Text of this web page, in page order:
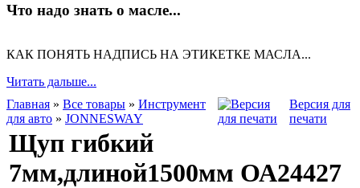
Что надо знать о масле...
КАК ПОНЯТЬ НАДПИСЬ НА ЭТИКЕТКЕ МАСЛА...
Читать дальше...
Главная » Все товары » Инструмент
для авто » JONNESWAY
Версия для
печати
Щуп гибкий
7мм,длиной1500мм ОА24427